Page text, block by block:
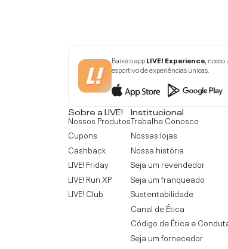
Baixe o appLIVE! Experience,
esportivo de experiências únicas.
Sobre a LIVE!
Nossos Produtos
Cupons
Cashback
LIVE! Friday
LIVE! Run XP
LIVE! Club
Institucional
Trabalhe Conosco
Nossas lojas
Nossa história
Seja um revendedor
Seja um franqueado
Sustentabilidade
Canal de Ética
Código de Ética e
Seja um fornecedor